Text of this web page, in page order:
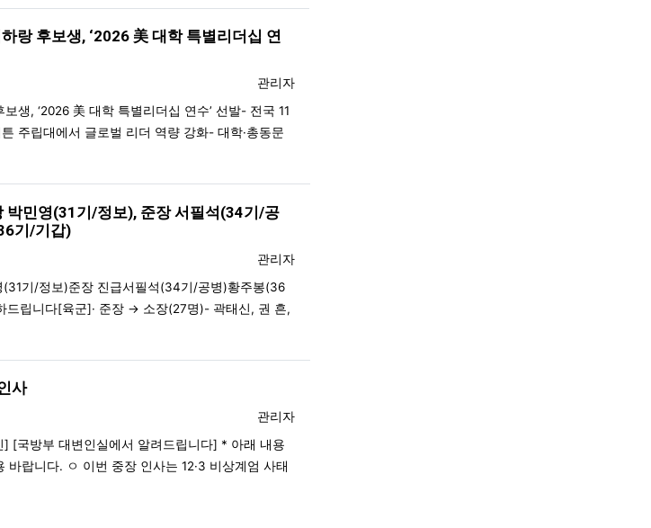
랑 후보생, ‘2026 美 대학 특별리더십 연
등록자
관리자
생, ‘2026 美 대학 특별리더십 연수’ 선발- 전국 11
주립대에서 글로벌 리더 역량 강화- 대학·총동문
박민영(31기/정보), 준장 서필석(34기/공
기/기갑)
등록자
관리자
기/정보)준장 진급서필석(34기/공병)황주봉(36
드립니다[육군]· 준장 → 소장(27명)- 곽태신, 권 흔,
사
등록자
관리자
[국방부 대변인실에서 알려드립니다] * 아래 내용
랍니다. ㅇ 이번 중장 인사는 12·3 비상계엄 사태